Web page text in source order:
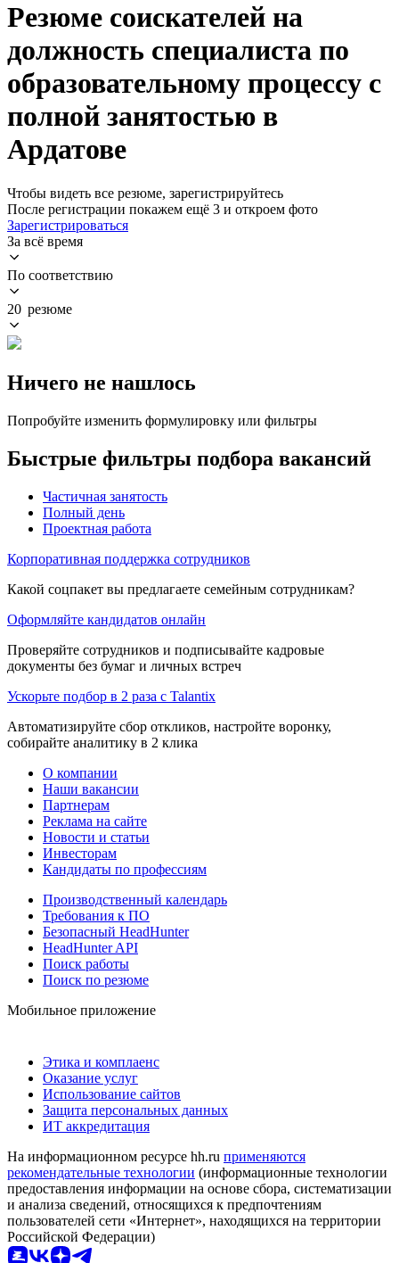
Резюме соискателей на
должность специалиста по
образовательному процессу с
полной занятостью в
Ардатове
Чтобы видеть все резюме, зарегистрируйтесь
После регистрации покажем ещё 3 и откроем фото
Зарегистрироваться
За всё время
По соответствию
20 резюме
Ничего не нашлось
Попробуйте изменить формулировку или фильтры
Быстрые фильтры подбора вакансий
Частичная занятость
Полный день
Проектная работа
Корпоративная поддержка сотрудников
Какой соцпакет вы предлагаете семейным сотрудникам?
Оформляйте кандидатов онлайн
Проверяйте сотрудников и подписывайте кадровые
документы без бумаг и личных встреч
Ускорьте подбор в 2 раза с Talantix
Автоматизируйте сбор откликов, настройте воронку,
собирайте аналитику в 2 клика
О компании
Наши вакансии
Партнерам
Реклама на сайте
Новости и статьи
Инвесторам
Кандидаты по профессиям
Производственный календарь
Требования к ПО
Безопасный HeadHunter
HeadHunter API
Поиск работы
Поиск по резюме
Мобильное приложение
Этика и комплаенс
Оказание услуг
Использование сайтов
Защита персональных данных
ИТ аккредитация
На информационном ресурсе hh.ru применяются
рекомендательные технологии (информационные технологии
предоставления информации на основе сбора, систематизации
и анализа сведений, относящихся к предпочтениям
пользователей сети «Интернет», находящихся на территории
Российской Федерации)